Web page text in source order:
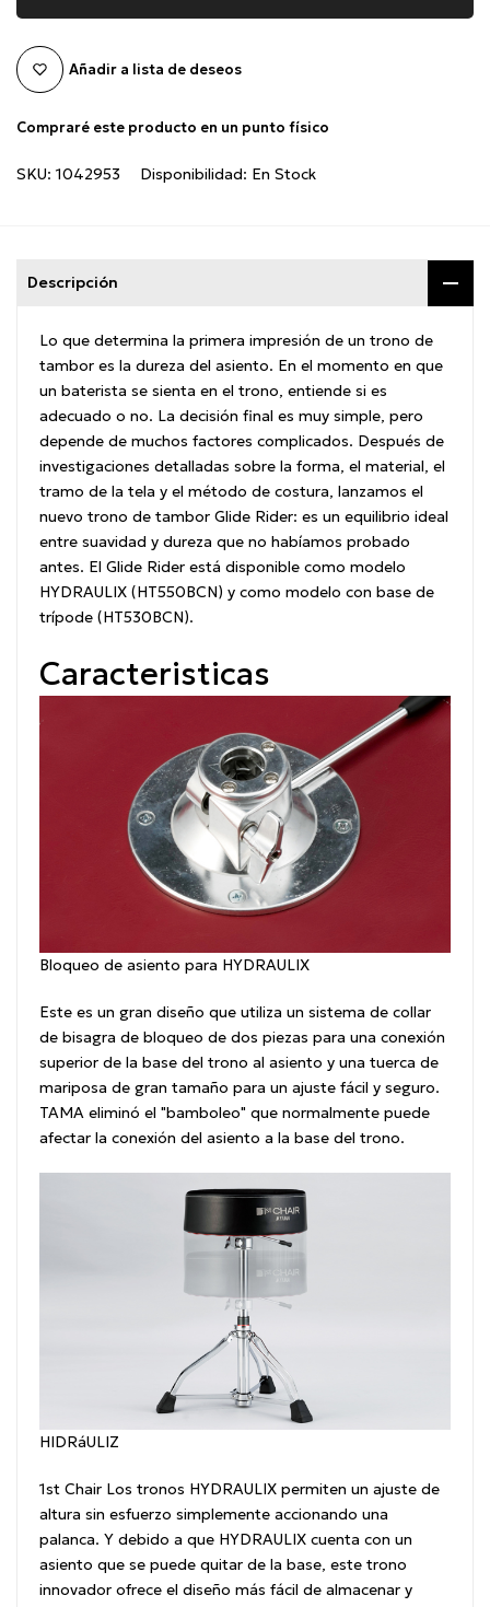
Añadir a lista de deseos
Compraré este producto en un punto físico
SKU: 1042953 Disponibilidad: En Stock
Descripción
Lo que determina la primera impresión de un trono de
tambor es la dureza del asiento. En el momento en que
un baterista se sienta en el trono, entiende si es
adecuado o no. La decisión final es muy simple, pero
depende de muchos factores complicados. Después de
investigaciones detalladas sobre la forma, el material, el
tramo de la tela y el método de costura, lanzamos el
nuevo trono de tambor Glide Rider: es un equilibrio ideal
entre suavidad y dureza que no habíamos probado
antes. El Glide Rider está disponible como modelo
HYDRAULIX (HT550BCN) y como modelo con base de
trípode (HT530BCN).
Caracteristicas
Bloqueo de asiento para HYDRAULIX
Este es un gran diseño que utiliza un sistema de collar
de bisagra de bloqueo de dos piezas para una conexión
superior de la base del trono al asiento y una tuerca de
mariposa de gran tamaño para un ajuste fácil y seguro.
TAMA eliminó el "bamboleo" que normalmente puede
afectar la conexión del asiento a la base del trono.
HIDRáULIZ
1st Chair Los tronos HYDRAULIX permiten un ajuste de
altura sin esfuerzo simplemente accionando una
palanca. Y debido a que HYDRAULIX cuenta con un
asiento que se puede quitar de la base, este trono
innovador ofrece el diseño más fácil de almacenar y